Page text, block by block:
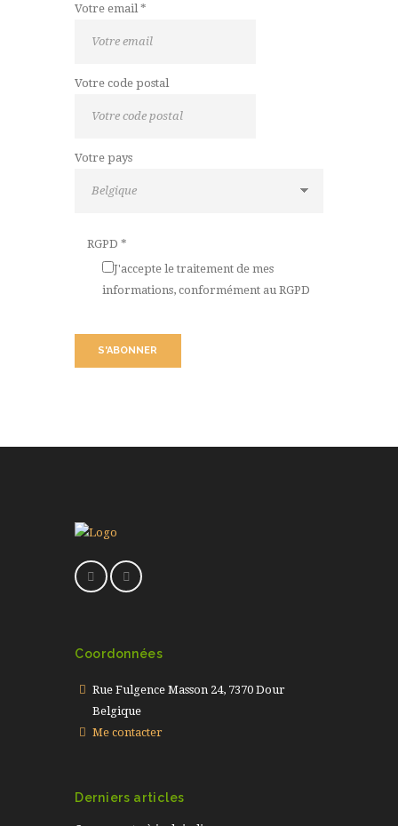
Votre email *
Votre code postal
Votre pays
RGPD *
J'accepte le traitement de mes
informations, conformément au RGPD
S'ABONNER
Coordonnées
Rue Fulgence Masson 24, 7370 Dour
Belgique
Me contacter
Derniers articles